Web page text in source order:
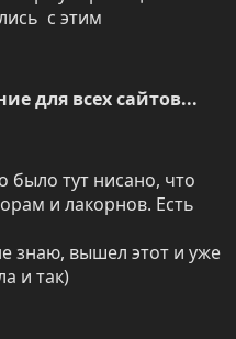
с этим
для всех сайтов...
было тут нисано, что
и лакорнов. Есть
знаю, вышел этот и уже
и так)